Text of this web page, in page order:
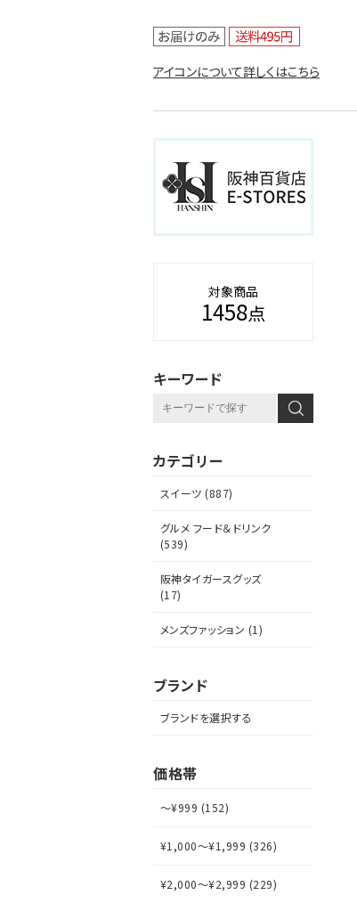
アイコンについて詳しくはこちら
対象商品
1458点
キーワード
カテゴリー
スイーツ (887)
グルメ フード＆ドリンク
(539)
阪神タイガースグッズ
(17)
メンズファッション (1)
ブランド
ブランドを選択する
価格帯
～¥999 (152)
¥1,000～¥1,999 (326)
¥2,000～¥2,999 (229)